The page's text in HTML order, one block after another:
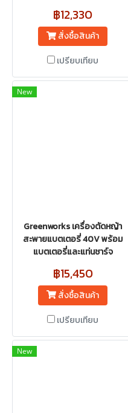
฿12,330
สั่งซื้อสินค้า
เปรียบเทียบ
New
Greenworks เครื่องตัดหญ้า
สะพายแบตเตอรี่ 40V พร้อม
แบตเตอรี่และแท่นชาร์จ
฿15,450
สั่งซื้อสินค้า
เปรียบเทียบ
New